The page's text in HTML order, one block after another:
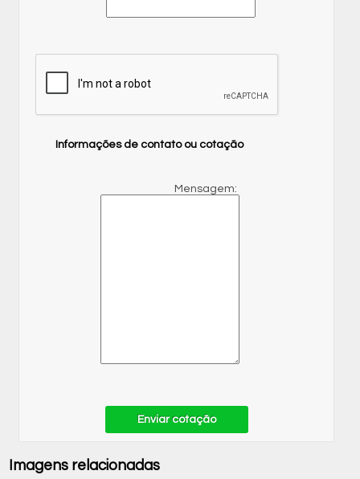
Informações de contato ou cotação
Mensagem:
Enviar cotação
Imagens relacionadas